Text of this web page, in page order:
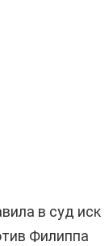
в суд иск
Филиппа